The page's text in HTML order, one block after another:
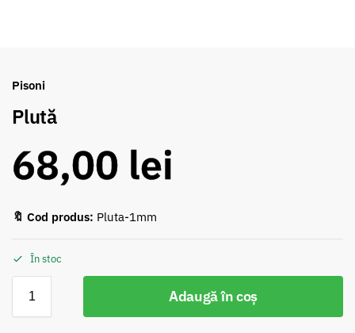
Pisoni
Plută
68,00 lei
🔖 Cod produs: Pluta-1mm
În stoc
Adaugă în coș